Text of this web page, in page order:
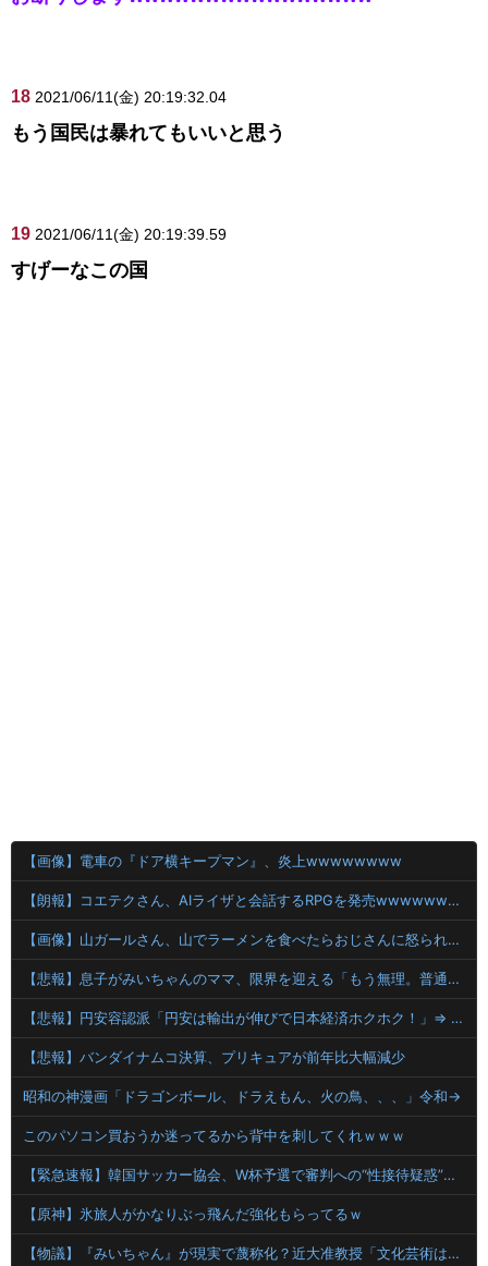
18 2021/06/11(金) 20:19:32.04
もう国民は暴れてもいいと思う
19 2021/06/11(金) 20:19:39.59
すげーなこの国
【画像】電車の『ドア横キープマン』、炎上wwwwwwww
【朗報】コエテクさん、AIライザと会話するRPGを発売wwwwwwwwwwww
【画像】山ガールさん、山でラーメンを食べたらおじさんに怒られるｗｗｗ
【悲報】息子がみいちゃんのママ、限界を迎える「もう無理。普通の家庭を築きたい。普通の子育てをしたい。」
【悲報】円安容認派「円安は輸出が伸びで日本経済ホクホク！」⇒ 世界に売る物が無さすぎて輸出額で韓国に惨敗・・・
【悲報】バンダイナムコ決算、プリキュアが前年比大幅減少
昭和の神漫画「ドラゴンボール、ドラえもん、火の鳥、、、」令和→
このパソコン買おうか迷ってるから背中を刺してくれｗｗｗ
【緊急速報】韓国サッカー協会、W杯予選で審判への“性接待疑惑”が発覚し大炎上
【原神】氷旅人がかなりぶっ飛んだ強化もらってるｗ
【物議】『みいちゃん』が現実で蔑称化？近大准教授「文化芸術は人を傷つけてもよい。ただし傷つけ方がある」